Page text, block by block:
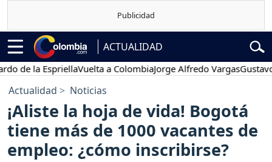
ACTUALIDAD
la EspriellaVuelta a ColombiaJorge Alfredo VargasGustavo
Actualidad Noticias
¡Aliste la hoja de vida! Bogotá
tiene más de 1000 vacantes de
empleo: ¿cómo inscribirse?